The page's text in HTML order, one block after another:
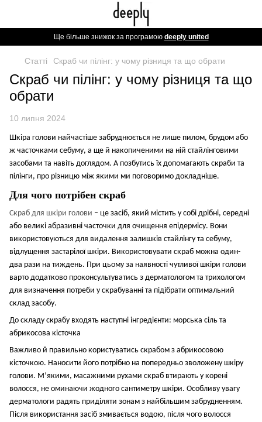
Ще більше знижок за програмою deeply united
Статті Скраб чи пілінг: у чому різниця та що обрати
Скраб чи пілінг: у чому різниця та що
обрати
10 липня 2024
Шкіра голови найчастіше забруднюється не лише пилом, брудом або
ж часточками себуму, а ще й накопиченими на ній стайлінговими
засобами та навіть доглядом. А позбутись їх допомагають скраби та
пілінги, про різницю між якими ми поговоримо докладніше.
Для чого потрібен скраб
Скраб для шкіри голови – це засіб, який містить у собі дрібні, середні
або великі абразивні часточки для очищення епідермісу. Вони
використовуються для видалення залишків стайлінгу та себуму,
відлущення застарілої шкіри. Використовувати скраб можна один-
два рази на тиждень. При цьому за наявності чутливої шкіри голови
варто додатково проконсультуватись з дерматологом та трихологом
для визначення потреби у скрабуванні та підібрати оптимальний
склад засобу.
До складу скрабу входять наступні інгредієнти: морська сіль та
абрикосова кісточка
Важливо й правильно користуватись скрабом з абрикосовою
кісточкою. Наносити його потрібно на попередньо зволожену шкіру
голови. М’якими, масажними рухами скраб втирають у корені
волосся, не оминаючи жодного сантиметру шкіри. Особливу увагу
дерматологи радять приділяти зонам з найбільшим забрудненням.
Після використання засіб змивається водою, після чого волосся